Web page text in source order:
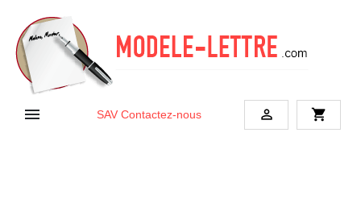
 SAV Contactez-nous  shopping_cart